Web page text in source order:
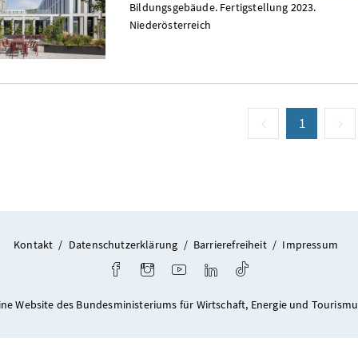
Bildungsgebäude. Fertigstellung 2023.
Niederösterreich
vorige Seite
Seite
1(aktuell)
Kontakt / Datenschutzerklärung / Barrierefreiheit / Impressum
FacebookInstagramYoutube LinkedIn
Website des Bundesministeriums für Wirtschaft, Energie und